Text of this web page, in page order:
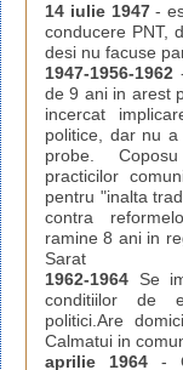
14 iulie 1947-
conducere PNT,
desi nu facuse
1947-1956-1962
de 9 ani in arest
incercat
politice, dar nu
probe.
practicilor
pentru "inalta
contra
ramine 8 ani in
Sarat
1962-1964 Se
conditiilor de
politici.Are
Calmatui in
aprilie 1964-